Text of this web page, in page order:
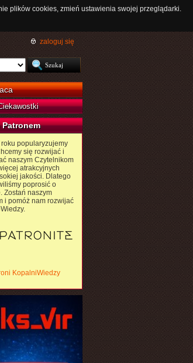
plików cookies, zmień ustawienia swojej przeglądarki.
zaloguj się
popularyzujemy
się rozwijać i
naszym Czytelnikom
atrakcyjnych
jakości. Dlatego
poprosić o
Zostań naszym
i pomóż nam rozwijać
KopalniWiedzy